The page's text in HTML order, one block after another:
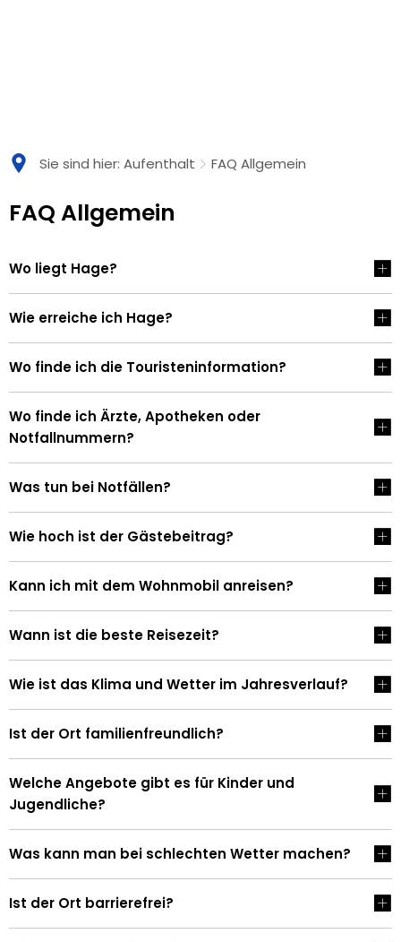
Sie sind hier: Aufenthalt FAQ Allgemein
FAQ
FAQ Allgemein
Wo liegt Hage?
Wie erreiche ich Hage?
Wo finde ich die Touristeninformation?
Wo finde ich Ärzte, Apotheken oder
Notfallnummern?
Was tun bei Notfällen?
Wie hoch ist der Gästebeitrag?
Kann ich mit dem Wohnmobil anreisen?
Wann ist die beste Reisezeit?
Wie ist das Klima und Wetter im Jahresverlauf?
Ist der Ort familienfreundlich?
Welche Angebote gibt es für Kinder und
Jugendliche?
Was kann man bei schlechten Wetter machen?
Ist der Ort barrierefrei?